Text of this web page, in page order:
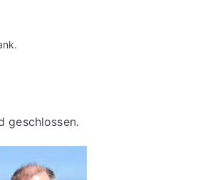
geschlossen.